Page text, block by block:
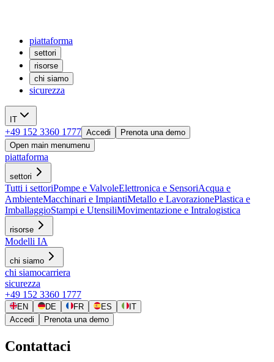
piattaforma
settori
risorse
chi siamo
sicurezza
IT
+49 152 3360 1777 Accedi
Prenota una demo
Open main menumenu
piattaforma
settori
Tutti i settoriPompe e ValvoleElettronica e SensoriAcqua e
AmbienteMacchinari e ImpiantiMetallo e LavorazionePlastica e
ImballaggioStampi e UtensiliMovimentazione e Intralogistica
risorse
Modelli IA
chi siamo
chi siamocarriera
sicurezza
+49 152 3360 1777
EN DE FR ES
IT
Accedi
Prenota una demo
Contattaci